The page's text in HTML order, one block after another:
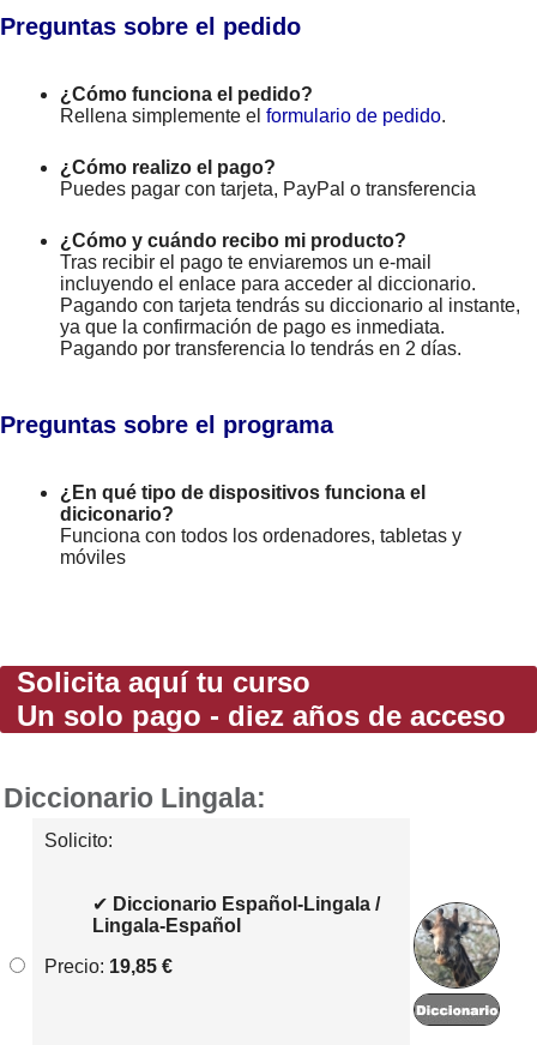
Preguntas sobre el pedido
¿Cómo funciona el pedido?
Rellena simplemente el formulario de pedido.
¿Cómo realizo el pago?
Puedes pagar con tarjeta, PayPal o transferencia
¿Cómo y cuándo recibo mi producto?
Tras recibir el pago te enviaremos un e-mail
incluyendo el enlace para acceder al diccionario.
Pagando con tarjeta tendrás su diccionario al instante,
ya que la confirmación de pago es inmediata.
Pagando por transferencia lo tendrás en 2 días.
Preguntas sobre el programa
¿En qué tipo de dispositivos funciona el
diciconario?
Funciona con todos los ordenadores, tabletas y
móviles
Solicita aquí tu curso
Un solo pago - diez años de acceso
Diccionario Lingala:
Solicito:
✔ Diccionario Español-Lingala /
Lingala-Español
Precio: 19,85 €